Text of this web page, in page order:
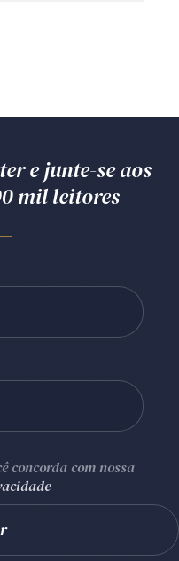
e junte-se aos
mil leitores
concorda com nossa